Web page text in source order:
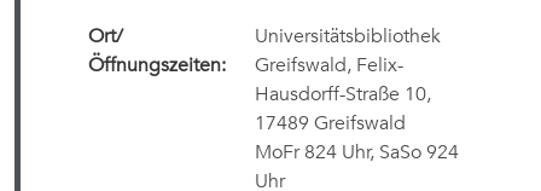
Ort/
Öffnungszeiten:
Universitätsbibliothek
Greifswald, Felix-
Hausdorff-Straße 10,
17489 Greifswald
MoFr 824 Uhr, SaSo 924
Uhr